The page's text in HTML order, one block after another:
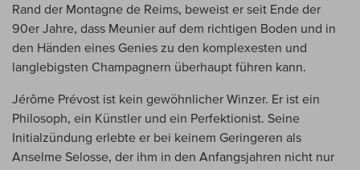
Rand der Montagne de Reims, beweist er seit Ende der
90er Jahre, dass Meunier auf dem richtigen Boden und in
den Händen eines Genies zu den komplexesten und
langlebigsten Champagnern überhaupt führen kann.
Jérôme Prévost ist kein gewöhnlicher Winzer. Er ist ein
Philosoph, ein Künstler und ein Perfektionist. Seine
Initialzündung erlebte er bei keinem Geringeren als
Anselme Selosse, der ihm in den Anfangsjahren nicht nur